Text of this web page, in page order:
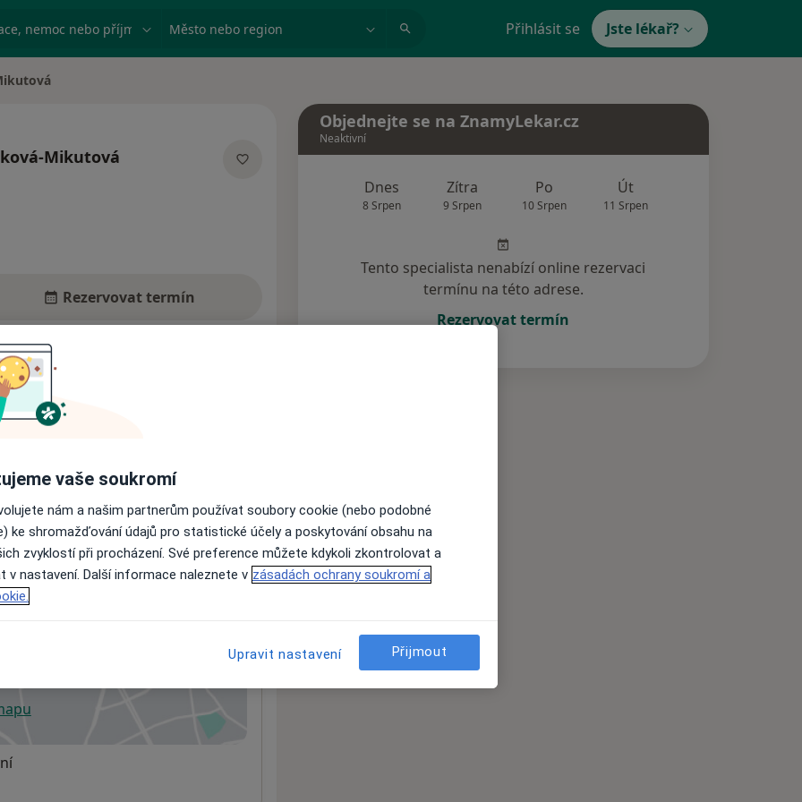
nemoc nebo příjmení Město nebo region Přihlásit se Jste lékař?
Mikutová
Rezervovat termín
nejsou k dispozici
informace o svých službách.
v nové záložce
Objednejte se na ZnamyLekar.cz
Neaktivní
Dnes
8 Srpen
Zítra
9 Srpen
Po
10 Srpen
Út
11 Srpen
Tento specialista nenabízí online rezervaci
termínu na této adrese.
Rezervovat termín
vaše soukromí
nám a našim partnerům používat soubory cookie (nebo podobné
ke shromažďování údajů pro statistické účely a poskytování obsahu na
zvyklostí při procházení. Své preference můžete kdykoli zkontrolovat a
v nastavení. Další informace naleznete v zásadách ochrany soukromí a
Upravit nastavení Přijmout